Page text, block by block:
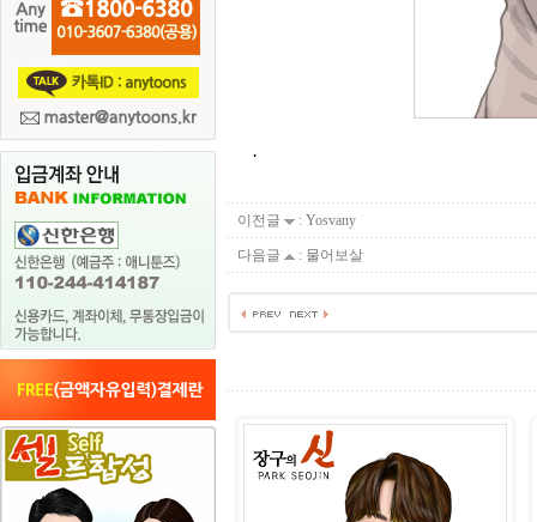
.
이전글 : Yosvany
다음글 : 물어보살